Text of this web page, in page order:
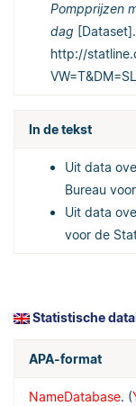
Pompprijzen
dag
http://
In de tekst
Uit data
Bureau
Uit data
voor de
Statistische
APA-format
NameDatabase. (